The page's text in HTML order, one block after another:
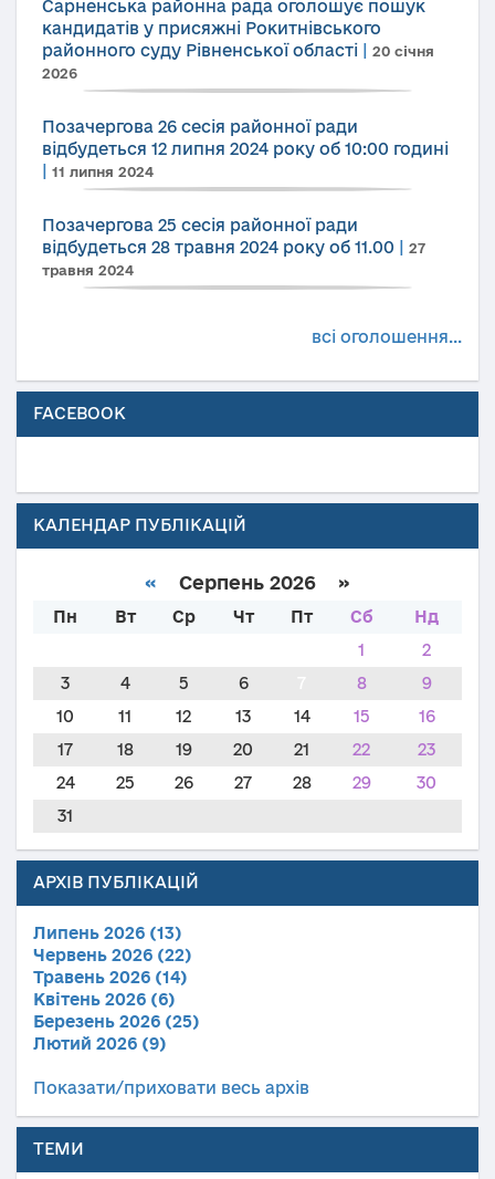
Сарненська районна рада оголошує пошук
кандидатів у присяжні Рокитнівського
районного суду Рівненської області
20 січня
2026
Позачергова 26 сесія районної ради
відбудеться 12 липня 2024 року об 10:00 годині
11 липня 2024
Позачергова 25 сесія районної ради
відбудеться 28 травня 2024 року об 11.00
27
травня 2024
всі оголошення...
FACEBOOK
КАЛЕНДАР ПУБЛІКАЦІЙ
« Серпень 2026 »
Пн Вт Ср Чт Пт Сб
Нд
1
2
3
4 5 6 8
9
10
11 12 13 14 15
16
17
18 19 20 21 22
23
24
25 26 27 28 29
30
31
АРХІВ ПУБЛІКАЦІЙ
Липень 2026 (13)
Червень 2026 (22)
Травень 2026 (14)
Квітень 2026 (6)
Березень 2026 (25)
Лютий 2026 (9)
Показати/приховати весь архів
ТЕМИ